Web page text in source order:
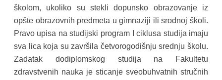
školom, ukoliko su stekli dopunsko obrazovanje iz
opšte obrazovnih predmeta u gimnaziji ili srodnoj školi.
Pravo upisa na studijski program I ciklusa studija imaju
sva lica koja su završila četvorogodišnju srednju školu.
Zadatak dodiplomskog studija na Fakultetu
zdravstvenih nauka je sticanje sveobuhvatnih stručnih